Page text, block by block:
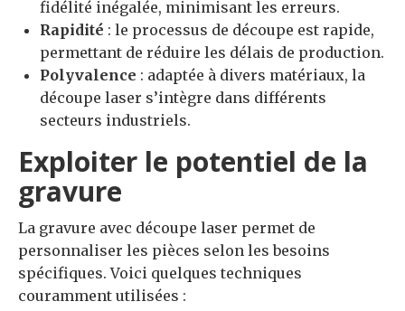
fidélité inégalée, minimisant les erreurs.
Rapidité : le processus de découpe est rapide,
permettant de réduire les délais de production.
Polyvalence : adaptée à divers matériaux, la
découpe laser s’intègre dans différents
secteurs industriels.
Exploiter le potentiel de la
gravure
La gravure avec découpe laser permet de
personnaliser les pièces selon les besoins
spécifiques. Voici quelques techniques
couramment utilisées :